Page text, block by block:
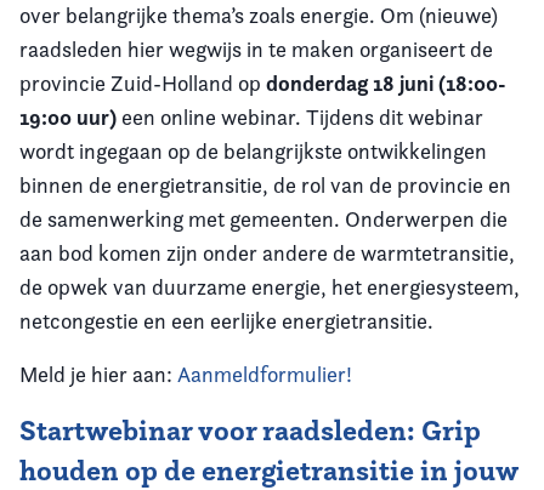
over belangrijke thema’s zoals energie. Om (nieuwe)
raadsleden hier wegwijs in te maken organiseert de
provincie Zuid-Holland op donderdag 18 juni (18:00-
19:00 uur) een online webinar. Tijdens dit webinar
wordt ingegaan op de belangrijkste ontwikkelingen
binnen de energietransitie, de rol van de provincie en
de samenwerking met gemeenten. Onderwerpen die
aan bod komen zijn onder andere de warmtetransitie,
de opwek van duurzame energie, het energiesysteem,
netcongestie en een eerlijke energietransitie.
Meld je hier aan: Aanmeldformulier!
Startwebinar voor raadsleden: Grip
houden op de energietransitie in jouw